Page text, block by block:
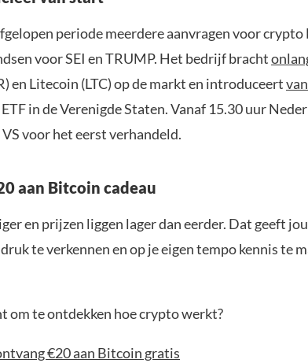
periode meerdere aanvragen voor crypto
voor SEI en TRUMP. Het bedrijf bracht
en Litecoin (LTC) op de markt en introduceert
in de Verenigde Staten. Vanaf 15.30 uur
voor het eerst verhandeld.
aan Bitcoin cadeau
en prijzen liggen lager dan eerder. Dat geeft
te verkennen en op je eigen tempo kennis te
om te ontdekken hoe crypto werkt?
€20 aan Bitcoin gratis